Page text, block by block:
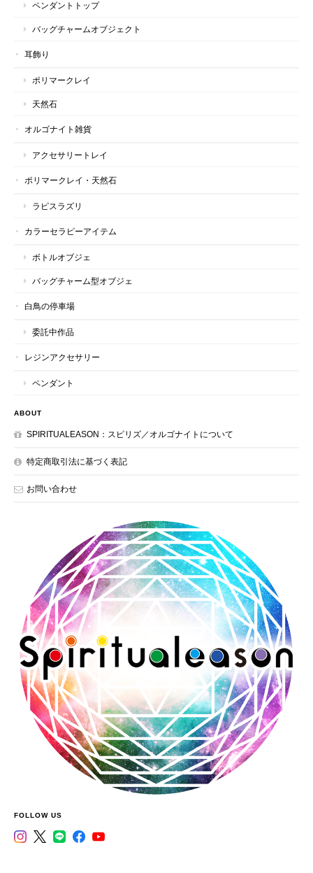
ペンダントトップ
バッグチャームオブジェクト
耳飾り
ポリマークレイ
天然石
オルゴナイト雑貨
アクセサリートレイ
ポリマークレイ・天然石
ラピスラズリ
カラーセラピーアイテム
ボトルオブジェ
バッグチャーム型オブジェ
白鳥の停車場
委託中作品
レジンアクセサリー
ペンダント
ABOUT
SPIRITUALEASON：スピリズ／オルゴナイトについて
特定商取引法に基づく表記
お問い合わせ
FOLLOW US